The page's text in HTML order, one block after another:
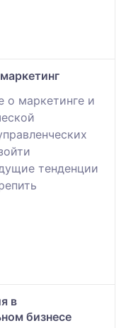
о маркетинге и
тенденции
в
бизнесе